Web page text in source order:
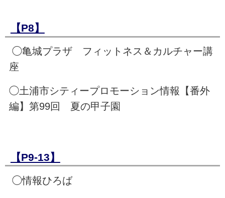
【P8】
◯亀城プラザ フィットネス＆カルチャー講
座
◯土浦市シティープロモーション情報【番外
編】第99回 夏の甲子園
【P9-13】
◯情報ひろば